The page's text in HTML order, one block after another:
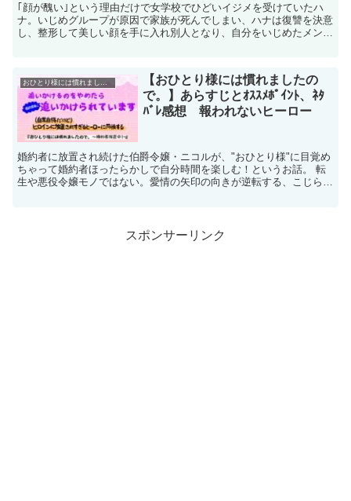
｢顔が醜い｣という理由だけで女学校でひどいイジメを受けていたハ
ナ。いじめグループが原因で家族が死んでしまい、ハナは復讐を決意
し、整形して美しい顔を手に入れ別人となり、自分をいじめたメンバ
【おひとり様には慣れましたの
で。】あらすじとｵｽｽﾒﾎﾟｲﾝﾄ、ﾈﾀ
ﾊﾞﾚ感想 報われないヒーロー
婚約者に放置され続けた伯爵令嬢・ニコルが、"おひとり様"に目覚め
ちゃって婚約者ほったらかしで自分時間を楽しむ！というお話。 転
生や悪役令嬢モノではない。愛情の矢印の向きが逆転する、こじらせ
スポンサーリンク